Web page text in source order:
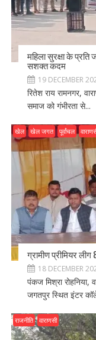
महिला सुरक्षा के
सशक्त कदम
19 DECEMBER
रितेश राय रामनगर,
समाज को गंभीरता से...
खेल खेल जगत पूर्वांचल
ग्रामीण प्रीमियर
18 DECEMBER
पंकज मिश्रा रोहनिया,
जगतपुर स्थित इंटर
राजनीति वाराणसी